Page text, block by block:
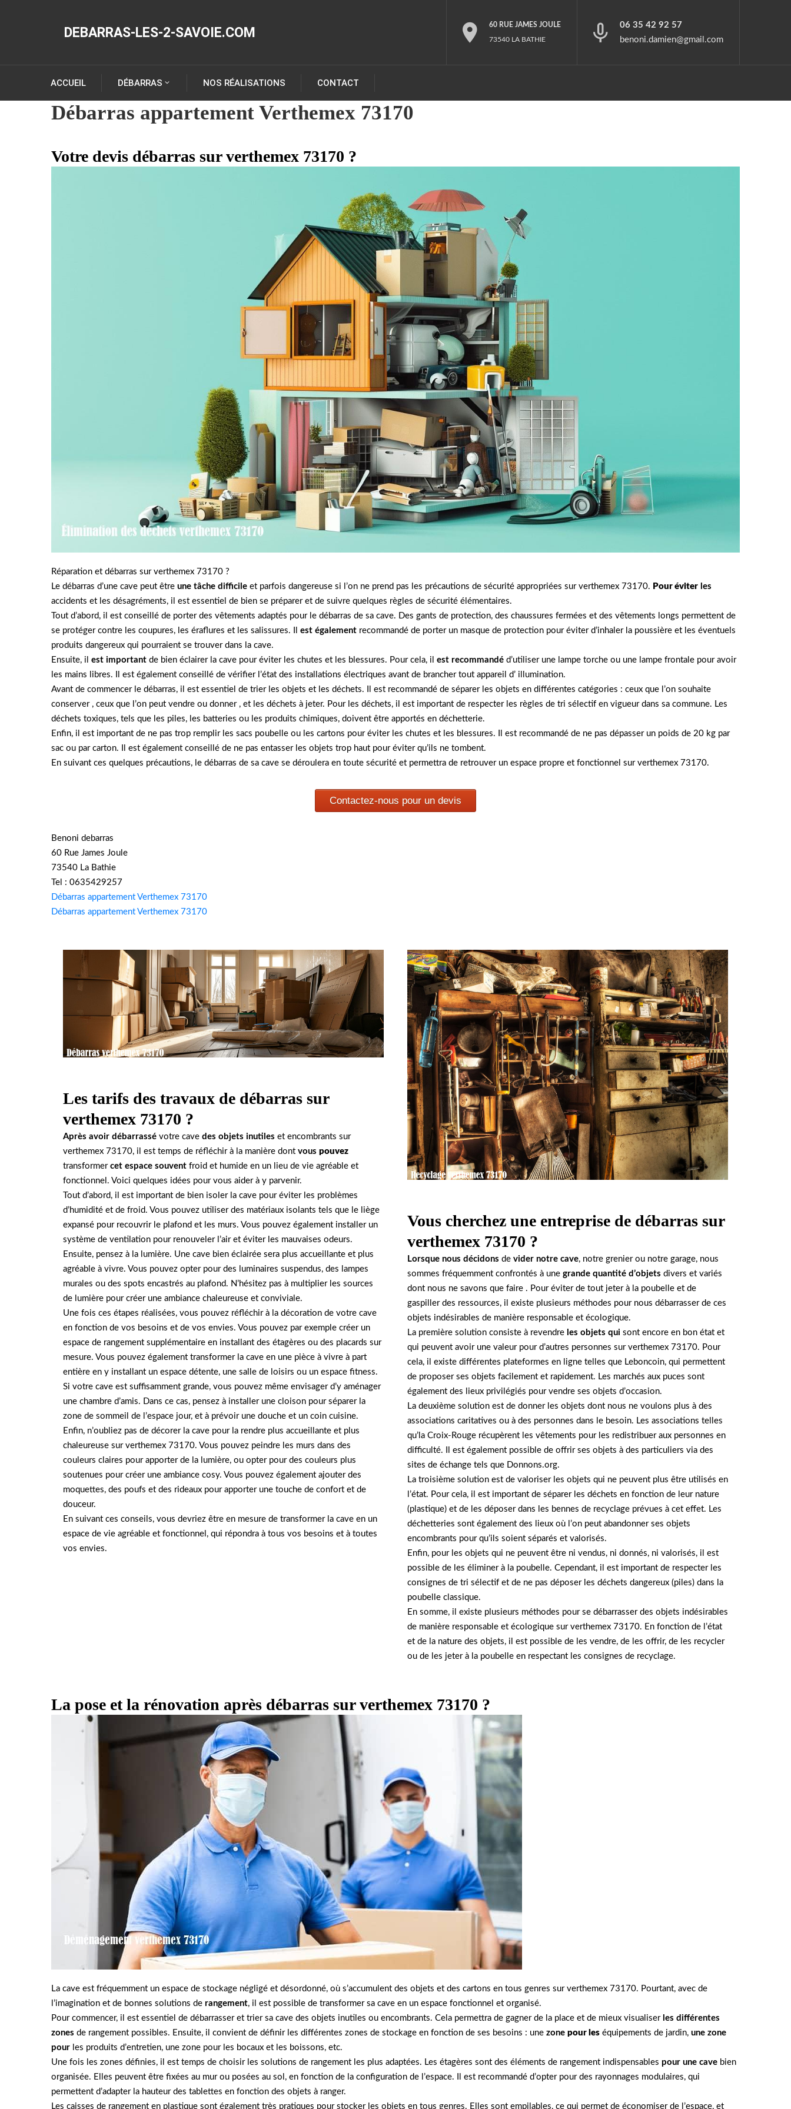
DEBARRAS-LES-2-SAVOIE.COM 60 RUE JAMES JOULE
73540 LA BATHIE
06 35 42 92 57
benoni.damien@gmail.com
ACCUEIL DÉBARRAS NOS RÉALISATIONS CONTACT
Débarras appartement Verthemex 73170
Votre devis débarras sur verthemex 73170 ?
Réparation et débarras sur verthemex 73170 ?
Le débarras d’une cave peut être une tâche difficile et parfois dangereuse si l’on ne prend pas les précautions de sécurité appropriées sur verthemex 73170. Pour éviter les
accidents et les désagréments, il est essentiel de bien se préparer et de suivre quelques règles de sécurité élémentaires.
Tout d’abord, il est conseillé de porter des vêtements adaptés pour le débarras de sa cave. Des gants de protection, des chaussures fermées et des vêtements longs permettent de
se protéger contre les coupures, les éraflures et les salissures. Il est également recommandé de porter un masque de protection pour éviter d’inhaler la poussière et les éventuels
produits dangereux qui pourraient se trouver dans la cave.
Ensuite, il est important de bien éclairer la cave pour éviter les chutes et les blessures. Pour cela, il est recommandé d’utiliser une lampe torche ou une lampe frontale pour avoir
les mains libres. Il est également conseillé de vérifier l’état des installations électriques avant de brancher tout appareil d’ illumination.
Avant de commencer le débarras, il est essentiel de trier les objets et les déchets. Il est recommandé de séparer les objets en différentes catégories : ceux que l’on souhaite
conserver , ceux que l’on peut vendre ou donner , et les déchets à jeter. Pour les déchets, il est important de respecter les règles de tri sélectif en vigueur dans sa commune. Les
déchets toxiques, tels que les piles, les batteries ou les produits chimiques, doivent être apportés en déchetterie.
Enfin, il est important de ne pas trop remplir les sacs poubelle ou les cartons pour éviter les chutes et les blessures. Il est recommandé de ne pas dépasser un poids de 20 kg par
sac ou par carton. Il est également conseillé de ne pas entasser les objets trop haut pour éviter qu’ils ne tombent.
En suivant ces quelques précautions, le débarras de sa cave se déroulera en toute sécurité et permettra de retrouver un espace propre et fonctionnel sur verthemex 73170.
Contactez-nous pour un devis
Benoni debarras
60 Rue James Joule
73540 La Bathie
Tel : 0635429257
Débarras appartement Verthemex 73170
Débarras appartement Verthemex 73170
Les tarifs des travaux de débarras sur
verthemex 73170 ?
Après avoir débarrassé votre cave des objets inutiles et encombrants sur
verthemex 73170, il est temps de réfléchir à la manière dont vous pouvez
transformer cet espace souvent froid et humide en un lieu de vie agréable et
fonctionnel. Voici quelques idées pour vous aider à y parvenir.
Tout d’abord, il est important de bien isoler la cave pour éviter les problèmes
d’humidité et de froid. Vous pouvez utiliser des matériaux isolants tels que le liège
expansé pour recouvrir le plafond et les murs. Vous pouvez également installer un
système de ventilation pour renouveler l’air et éviter les mauvaises odeurs.
Ensuite, pensez à la lumière. Une cave bien éclairée sera plus accueillante et plus
agréable à vivre. Vous pouvez opter pour des luminaires suspendus, des lampes
murales ou des spots encastrés au plafond. N’hésitez pas à multiplier les sources
de lumière pour créer une ambiance chaleureuse et conviviale.
Une fois ces étapes réalisées, vous pouvez réfléchir à la décoration de votre cave
en fonction de vos besoins et de vos envies. Vous pouvez par exemple créer un
espace de rangement supplémentaire en installant des étagères ou des placards sur
mesure. Vous pouvez également transformer la cave en une pièce à vivre à part
entière en y installant un espace détente, une salle de loisirs ou un espace fitness.
Si votre cave est suffisamment grande, vous pouvez même envisager d’y aménager
une chambre d’amis. Dans ce cas, pensez à installer une cloison pour séparer la
zone de sommeil de l’espace jour, et à prévoir une douche et un coin cuisine.
Enfin, n’oubliez pas de décorer la cave pour la rendre plus accueillante et plus
chaleureuse sur verthemex 73170. Vous pouvez peindre les murs dans des
couleurs claires pour apporter de la lumière, ou opter pour des couleurs plus
soutenues pour créer une ambiance cosy. Vous pouvez également ajouter des
moquettes, des poufs et des rideaux pour apporter une touche de confort et de
douceur.
En suivant ces conseils, vous devriez être en mesure de transformer la cave en un
espace de vie agréable et fonctionnel, qui répondra à tous vos besoins et à toutes
vos envies.
Vous cherchez une entreprise de débarras sur
verthemex 73170 ?
Lorsque nous décidons de vider notre cave, notre grenier ou notre garage, nous
sommes fréquemment confrontés à une grande quantité d’objets divers et variés
dont nous ne savons que faire . Pour éviter de tout jeter à la poubelle et de
gaspiller des ressources, il existe plusieurs méthodes pour nous débarrasser de ces
objets indésirables de manière responsable et écologique.
La première solution consiste à revendre les objets qui sont encore en bon état et
qui peuvent avoir une valeur pour d’autres personnes sur verthemex 73170. Pour
cela, il existe différentes plateformes en ligne telles que Leboncoin, qui permettent
de proposer ses objets facilement et rapidement. Les marchés aux puces sont
également des lieux privilégiés pour vendre ses objets d’occasion.
La deuxième solution est de donner les objets dont nous ne voulons plus à des
associations caritatives ou à des personnes dans le besoin. Les associations telles
qu’la Croix-Rouge récupèrent les vêtements pour les redistribuer aux personnes en
difficulté. Il est également possible de offrir ses objets à des particuliers via des
sites de échange tels que Donnons.org.
La troisième solution est de valoriser les objets qui ne peuvent plus être utilisés en
l’état. Pour cela, il est important de séparer les déchets en fonction de leur nature
(plastique) et de les déposer dans les bennes de recyclage prévues à cet effet. Les
déchetteries sont également des lieux où l’on peut abandonner ses objets
encombrants pour qu’ils soient séparés et valorisés.
Enfin, pour les objets qui ne peuvent être ni vendus, ni donnés, ni valorisés, il est
possible de les éliminer à la poubelle. Cependant, il est important de respecter les
consignes de tri sélectif et de ne pas déposer les déchets dangereux (piles) dans la
poubelle classique.
En somme, il existe plusieurs méthodes pour se débarrasser des objets indésirables
de manière responsable et écologique sur verthemex 73170. En fonction de l’état
et de la nature des objets, il est possible de les vendre, de les offrir, de les recycler
ou de les jeter à la poubelle en respectant les consignes de recyclage.
La pose et la rénovation après débarras sur verthemex 73170 ?
La cave est fréquemment un espace de stockage négligé et désordonné, où s’accumulent des objets et des cartons en tous genres sur verthemex 73170. Pourtant, avec de
l’imagination et de bonnes solutions de rangement, il est possible de transformer sa cave en un espace fonctionnel et organisé.
Pour commencer, il est essentiel de débarrasser et trier sa cave des objets inutiles ou encombrants. Cela permettra de gagner de la place et de mieux visualiser les différentes
zones de rangement possibles. Ensuite, il convient de définir les différentes zones de stockage en fonction de ses besoins : une zone pour les équipements de jardin, une zone
pour les produits d’entretien, une zone pour les bocaux et les boissons, etc.
Une fois les zones définies, il est temps de choisir les solutions de rangement les plus adaptées. Les étagères sont des éléments de rangement indispensables pour une cave bien
organisée. Elles peuvent être fixées au mur ou posées au sol, en fonction de la configuration de l’espace. Il est recommandé d’opter pour des rayonnages modulaires, qui
permettent d’adapter la hauteur des tablettes en fonction des objets à ranger.
Les caisses de rangement en plastique sont également très pratiques pour stocker les objets en tous genres. Elles sont empilables, ce qui permet de économiser de l’espace, et